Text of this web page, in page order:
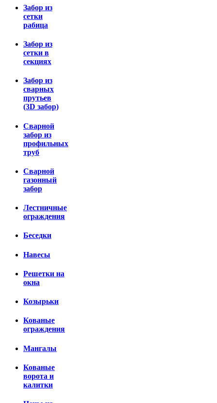
Забор из
сетки
рабица
Забор из
сетки в
секциях
Забор из
сварных
прутьев
(3D забор)
Сварной
забор из
профильных
труб
Сварной
газонный
забор
Лестничные
ограждения
Беседки
Навесы
Решетки на
окна
Козырьки
Кованые
ограждения
Мангалы
Кованые
ворота и
калитки